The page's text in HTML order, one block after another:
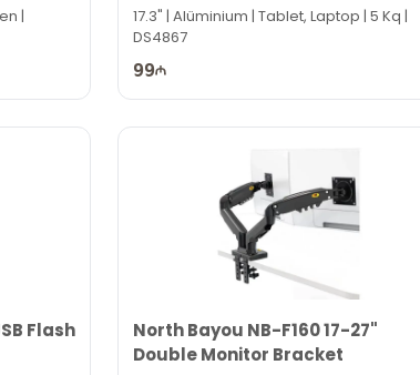
|
17.3" | Alüminium | Tablet, Laptop | 5 Kq |
DS4867
99
Flash
North Bayou NB-F160 17-27"
Double Monitor Bracket